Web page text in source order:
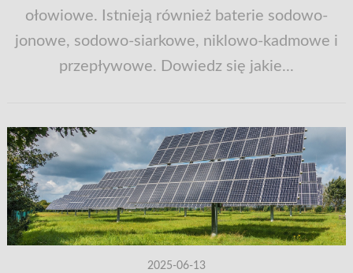
ołowiowe. Istnieją również baterie sodowo-
jonowe, sodowo-siarkowe, niklowo-kadmowe i
przepływowe. Dowiedz się jakie...
2025-06-13